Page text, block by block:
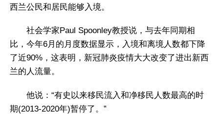
西兰公民和居民能够入境。
社会学家Paul Spoonley教授说，与去年同期相
比，今年6月的月度数据显示，入境和离境人数都下降
了近90%，这表明，新冠肺炎疫情大大改变了进出新西
兰的人流量。
他说：“有史以来移民流入和净移民人数最高的时
期(2013-2020年)暂停了。”